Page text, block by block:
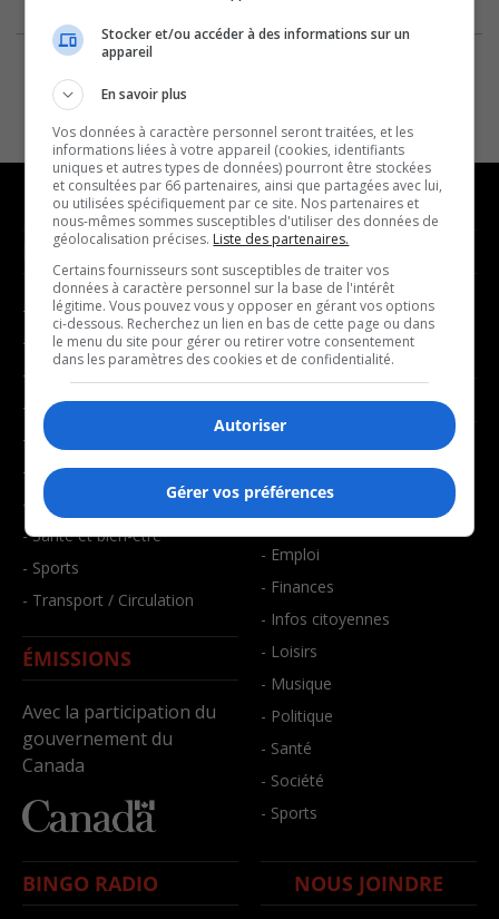
NOUVELLES
- Affaires municipales
- Communauté / Social
- Culture
- Économie
- Éducation
- Environnement
- Faits divers
- Santé et bien-être
- Sports
- Transport / Circulation
ÉMISSIONS
Avec la participation du
gouvernement du
Canada
MUSIQUE
- Décompte franco
- Joué récemment
BALADOS
- Art de vivre
- Bien-être
- Emploi
- Finances
- Infos citoyennes
- Loisirs
- Musique
- Politique
- Santé
- Société
- Sports
BINGO RADIO NOUS JOINDRE
Stocker et/ou accéder à des informations sur un
appareil
En savoir plus
Vos données à caractère personnel seront traitées, et les
informations liées à votre appareil (cookies, identifiants
uniques et autres types de données) pourront être stockées
et consultées par 66 partenaires, ainsi que partagées avec lui,
ou utilisées spécifiquement par ce site. Nos partenaires et
nous-mêmes sommes susceptibles d'utiliser des données de
géolocalisation précises. Liste des partenaires.
Certains fournisseurs sont susceptibles de traiter vos
données à caractère personnel sur la base de l'intérêt
légitime. Vous pouvez vous y opposer en gérant vos options
ci-dessous. Recherchez un lien en bas de cette page ou dans
le menu du site pour gérer ou retirer votre consentement
dans les paramètres des cookies et de confidentialité.
Autoriser
Gérer vos préférences